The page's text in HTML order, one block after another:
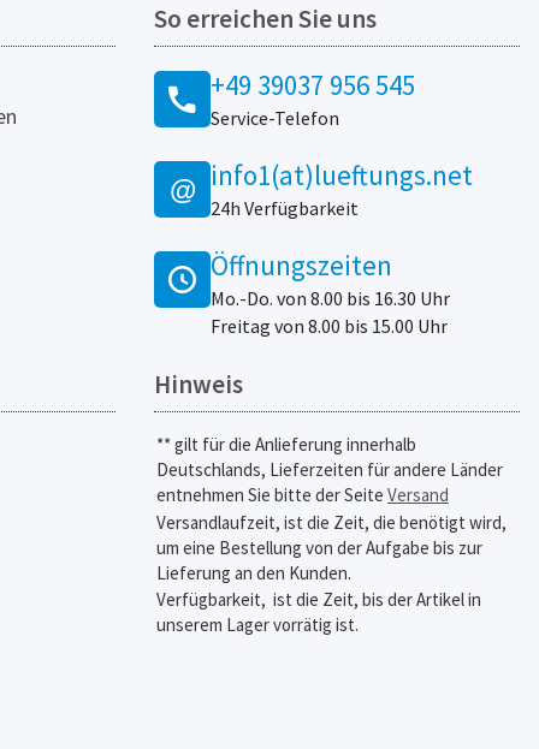
So erreichen Sie uns
+49 39037 956 545
Service-Telefon
@ info1(at)lueftungs.net
24h Verfügbarkeit
Öffnungszeiten
Mo.-Do. von 8.00 bis 16.30 Uhr
Freitag von 8.00 bis 15.00 Uhr
Hinweis
** gilt für die Anlieferung innerhalb
Deutschlands, Lieferzeiten für andere Länder
entnehmen Sie bitte der Seite Versand
Versandlaufzeit, ist die Zeit, die benötigt wird,
um eine Bestellung von der Aufgabe bis zur
Lieferung an den Kunden.
Verfügbarkeit, ist die Zeit, bis der Artikel in
unserem Lager vorrätig ist.